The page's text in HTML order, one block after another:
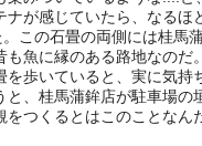
ナが感じていたら、なるほ
この石畳の両側には桂馬
も魚に縁のある路地なのだ
を歩いていると、実に気持
と、桂馬蒲鉾店が駐車場の
をつくるとはこのことなん